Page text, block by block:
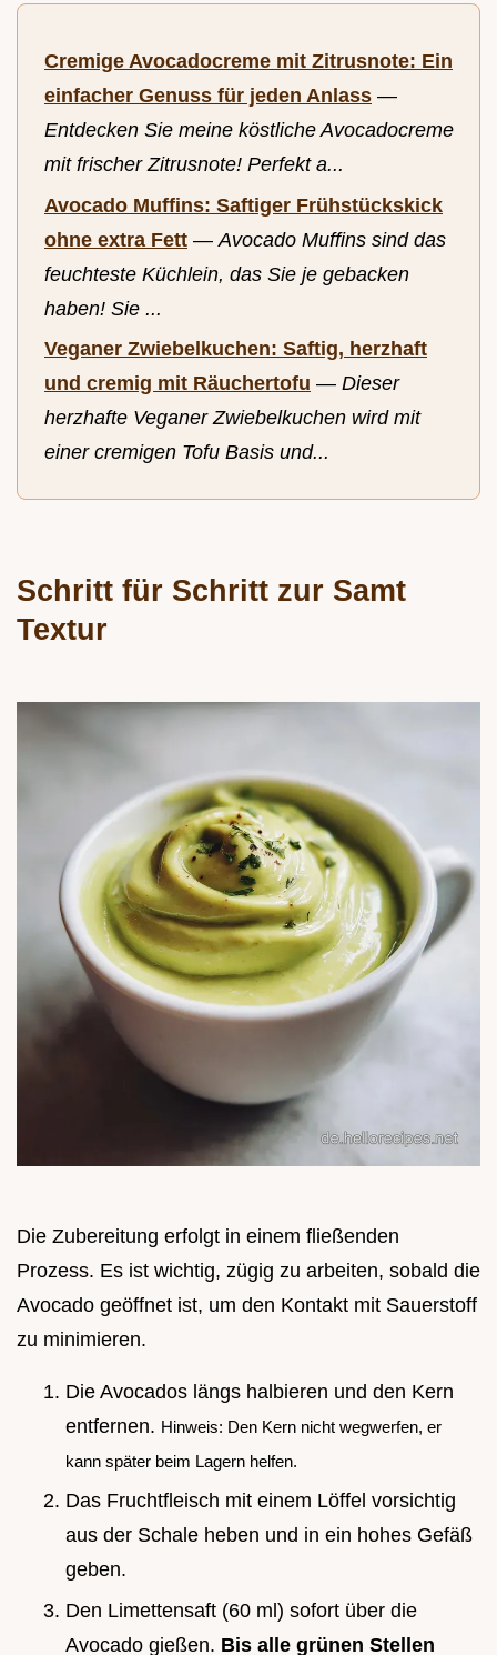
Cremige Avocadocreme mit Zitrusnote: Ein
einfacher Genuss für jeden Anlass —
Entdecken Sie meine köstliche Avocadocreme
mit frischer Zitrusnote! Perfekt a...
Avocado Muffins: Saftiger Frühstückskick
ohne extra Fett — Avocado Muffins sind das
feuchteste Küchlein, das Sie je gebacken
haben! Sie ...
Veganer Zwiebelkuchen: Saftig, herzhaft
und cremig mit Räuchertofu — Dieser
herzhafte Veganer Zwiebelkuchen wird mit
einer cremigen Tofu Basis und...
Schritt für Schritt zur Samt
Textur
Die Zubereitung erfolgt in einem fließenden
Prozess. Es ist wichtig, zügig zu arbeiten, sobald die
Avocado geöffnet ist, um den Kontakt mit Sauerstoff
zu minimieren.
Die Avocados längs halbieren und den Kern
entfernen. Hinweis: Den Kern nicht wegwerfen, er
kann später beim Lagern helfen.
Das Fruchtfleisch mit einem Löffel vorsichtig
aus der Schale heben und in ein hohes Gefäß
geben.
Den Limettensaft (60 ml) sofort über die
Avocado gießen. Bis alle grünen Stellen